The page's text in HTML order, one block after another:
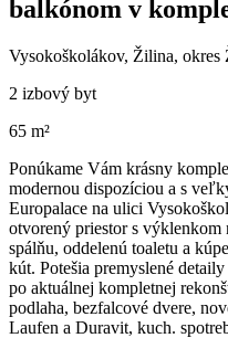
balkónom v
Vysokoškolákov, Žilina, okres
2 izbový byt
65 m²
Ponúkame Vám krásny
modernou dispozíciou a s
Europalace na ulici
otvorený priestor s výklenkom
spálňu, oddelenú toaletu a
kút. Potešia premyslené
po aktuálnej kompletnej
podlaha, bezfalcové dvere,
Laufen a Duravit, kuch.